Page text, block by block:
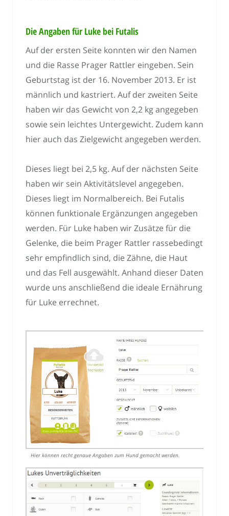
Die Angaben für Luke bei Futalis
Auf der ersten Seite konnten wir den Namen
und die Rasse Prager Rattler eingeben. Sein
Geburtstag ist der 16. November 2013. Er ist
männlich und kastriert. Auf der zweiten Seite
haben wir das Gewicht von 2,2 kg angegeben
sowie sein leichtes Untergewicht. Zudem kann
hier auch das Zielgewicht angegeben werden.
Dieses liegt bei 2,5 kg. Auf der nächsten Seite
haben wir sein Aktivitätslevel angegeben.
Dieses liegt im Normalbereich. Bei Futalis
können funktionale Ergänzungen angegeben
werden. Für Luke haben wir Zusätze für die
Gelenke, die beim Prager Rattler rassebedingt
sehr empfindlich sind, die Zähne, die Haut
und das Fell ausgewählt. Anhand dieser Daten
wurde uns anschließend die ideale Ernährung
für Luke errechnet.
Hier können recht genaue Angaben zum Hund gemacht werden.